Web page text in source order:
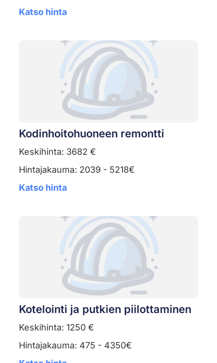
Katso hinta
Kodinhoitohuoneen remontti
Keskihinta: 3682 €
Hintajakauma: 2039 - 5218€
Katso hinta
Kotelointi ja putkien piilottaminen
Keskihinta: 1250 €
Hintajakauma: 475 - 4350€